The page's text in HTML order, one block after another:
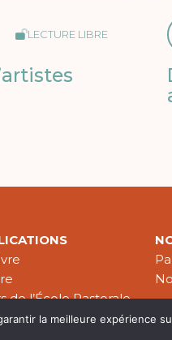
LECTURE LIBRE
de l’École Pastorale
Évangélique
la meilleure expérience